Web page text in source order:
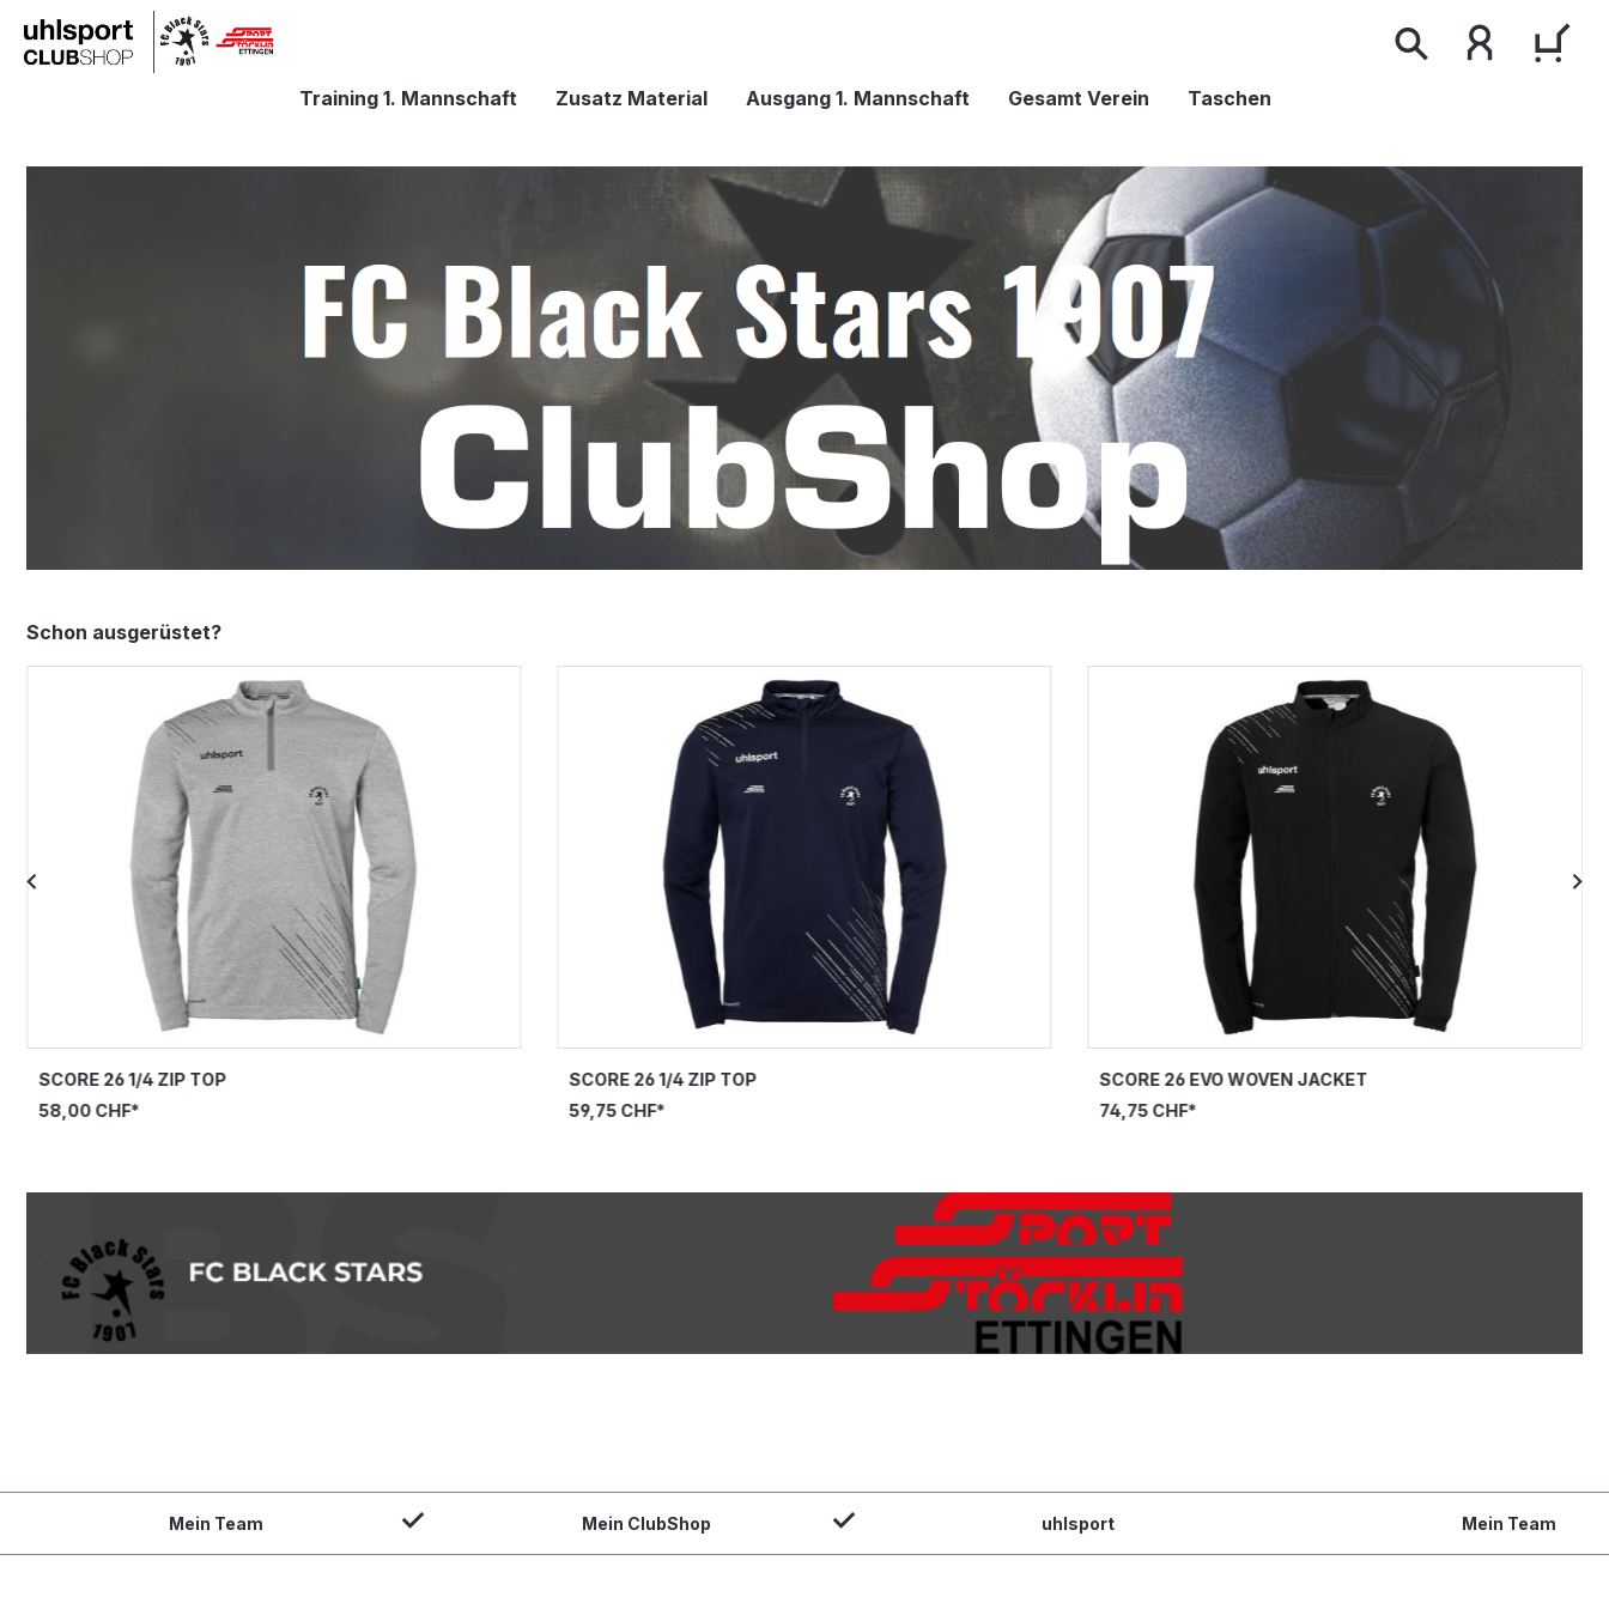
Zur Hauptnavigation springen
Training 1. Mannschaft Zusatz Material Ausgang 1. Mannschaft Gesamt Verein Taschen
Produktgalerie überspringen
Schon ausgerüstet?
SCORE 26 1/4 ZIP TOP
58,00 CHF*
SCORE 26 1/4 ZIP TOP
59,75 CHF*
SCORE 26 EVO WOVEN JACKET
74,75 CHF*
Mein Team Mein ClubShop uhlsport Mein Team